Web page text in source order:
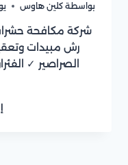
بواسطة كلين هاوس
شركة مكافحة
رش مبيدات
الصراصير ✓